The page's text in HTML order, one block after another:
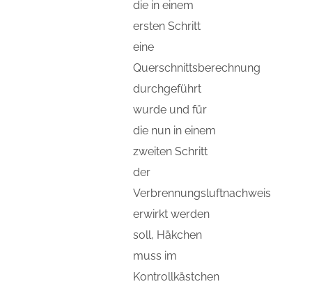
die in einem
ersten Schritt
eine
Querschnittsberechnung
durchgeführt
wurde und für
die nun in einem
zweiten Schritt
der
Verbrennungsluftnachweis
erwirkt werden
soll, Häkchen
muss im
Kontrollkästchen